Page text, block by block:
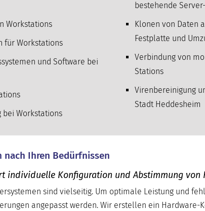
Workstations
für Workstations
und Software bei
Workstations
bestehende
Klonen von Daten
Festplatte und
Verbindung von
Stations
Virenbereinigung
Stadt Heddesheim
Ihren Bedürfnissen
individuelle Konfiguration und Abstimmung von
sind vielseitig. Um optimale Leistung und
angepasst werden. Wir erstellen ein Hardware-